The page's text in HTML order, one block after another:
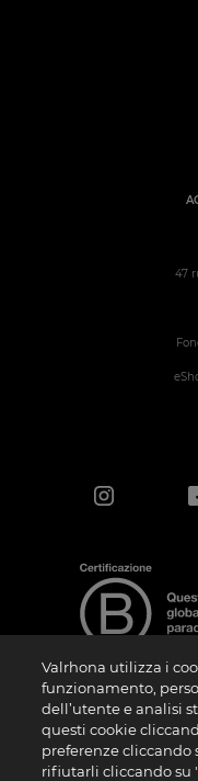
47
La “Certificazione B
ente privato no profit, alle
successo il B Impact
Valrhona utilizza i
funzionamento,
dell’utente e analisi
questi cookie
preferenze cliccando
rifiutarli cliccando su